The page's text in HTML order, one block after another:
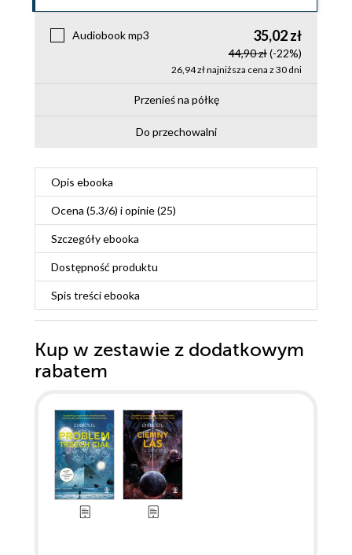
Audiobook mp3 35,02 zł
44,90 zł(-22%)
26,94 zł najniższa cena z 30 dni
Przenieś na półkę
Do przechowalni
Opis ebooka
Ocena (5.3/6) i opinie (25)
Szczegółyebooka
Dostępność produktu
Spis treściebooka
Kup w zestawie z dodatkowym
rabatem